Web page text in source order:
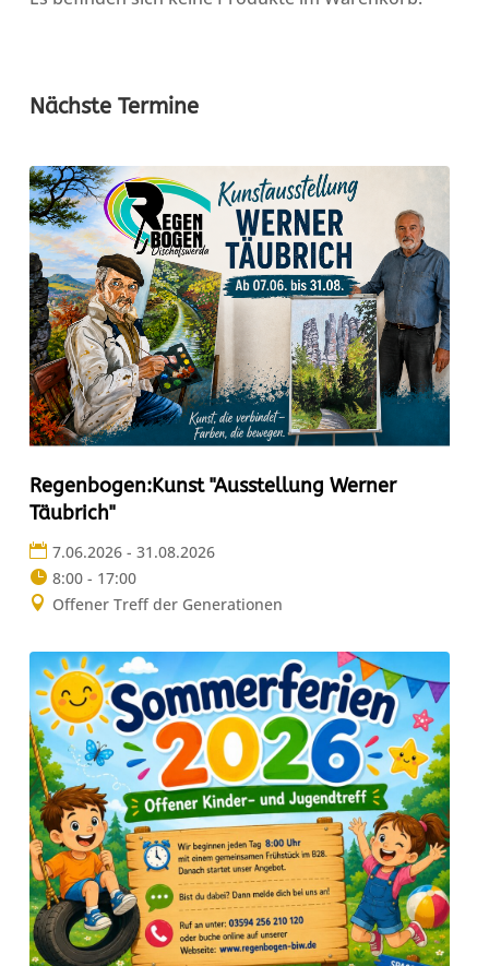
Nächste Termine
Regenbogen:Kunst "Ausstellung Werner
Täubrich"
7.06.2026 - 31.08.2026
8:00 - 17:00
Offener Treff der Generationen